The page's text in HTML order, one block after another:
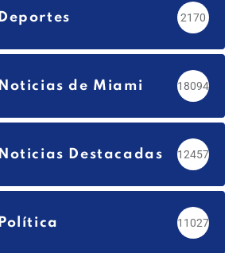
Deportes 2170
Noticias de Miami 18094
Noticias Destacadas 12457
Política 11027